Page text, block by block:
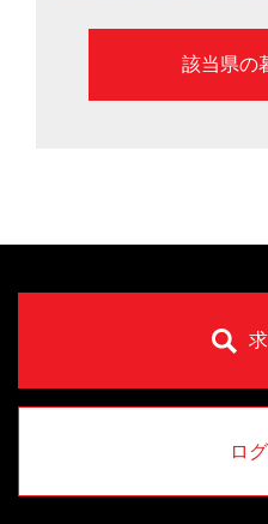
該当県の
ロ